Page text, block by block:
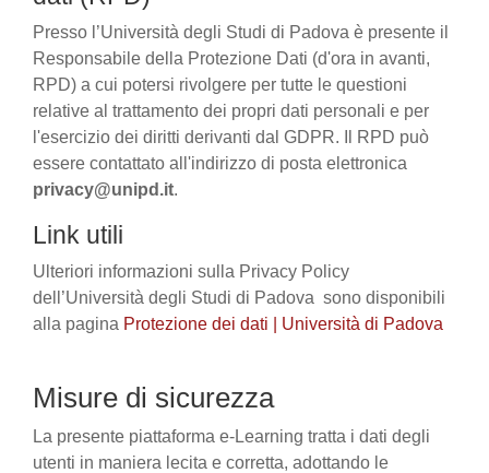
Presso l’Università degli Studi di Padova è presente il
Responsabile della Protezione Dati (d'ora in avanti,
RPD) a cui potersi rivolgere per tutte le questioni
relative al trattamento dei propri dati personali e per
l'esercizio dei diritti derivanti dal GDPR. Il RPD può
essere contattato all'indirizzo di posta elettronica
privacy@unipd.it.
Link utili
Ulteriori informazioni sulla Privacy Policy
dell’Università degli Studi di Padova sono disponibili
alla pagina Protezione dei dati | Università di Padova
Misure di sicurezza
La presente piattaforma e-Learning tratta i dati degli
utenti in maniera lecita e corretta, adottando le